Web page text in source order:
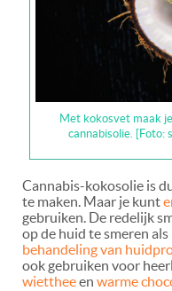
Met kokosvet maak
cannabisolie. [Foto:
Cannabis-kokosolie is
te maken. Maar je kunt
gebruiken. De redelijk
op de huid te smeren
behandeling van
ook gebruiken voor
wiettheeen warme